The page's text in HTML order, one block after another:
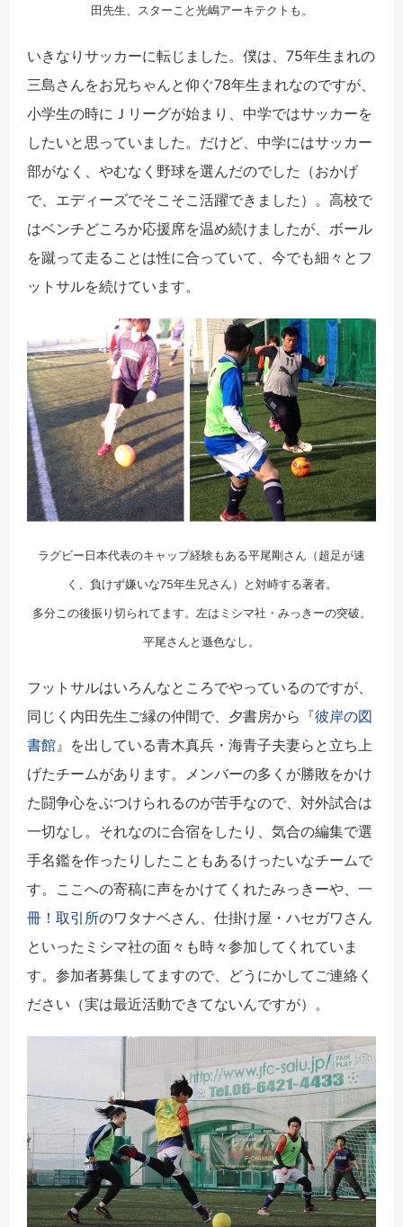
田先生、スターこと光嶋アーキテクトも。
いきなりサッカーに転じました。僕は、75年生まれの
三島さんをお兄ちゃんと仰ぐ78年生まれなのですが、
小学生の時にＪリーグが始まり、中学ではサッカーを
したいと思っていました。だけど、中学にはサッカー
部がなく、やむなく野球を選んだのでした（おかげ
で、エディーズでそこそこ活躍できました）。高校で
はベンチどころか応援席を温め続けましたが、ボール
を蹴って走ることは性に合っていて、今でも細々とフ
ットサルを続けています。
ラグビー日本代表のキャップ経験もある平尾剛さん（超足が速
く、負けず嫌いな75年生兄さん）と対峙する著者。
多分この後振り切られてます。左はミシマ社・みっきーの突破。
平尾さんと遜色なし。
フットサルはいろんなところでやっているのですが、
同じく内田先生ご縁の仲間で、夕書房から『彼岸の図
書館』を出している青木真兵・海青子夫妻らと立ち上
げたチームがあります。メンバーの多くが勝敗をかけ
た闘争心をぶつけられるのが苦手なので、対外試合は
一切なし。それなのに合宿をしたり、気合の編集で選
手名鑑を作ったりしたこともあるけったいなチームで
す。ここへの寄稿に声をかけてくれたみっきーや、 一
冊！取引所のワタナベさん、仕掛け屋・ハセガワさん
といったミシマ社の面々も時々参加してくれていま
す。参加者募集してますので、どうにかしてご連絡く
ださい（実は最近活動できてないんですが）。